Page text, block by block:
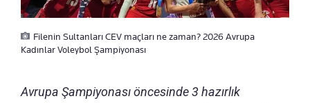
Filenin Sultanları CEV maçları ne zaman? 2026 Avrupa
Kadınlar Voleybol Şampiyonası
Avrupa Şampiyonası öncesinde 3 hazırlık